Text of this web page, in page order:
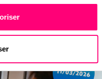
VOTRE
11/03/2026